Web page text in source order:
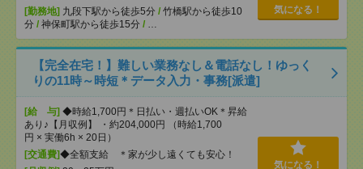
[勤務地] 九段下駅から徒歩5分 / 竹橋駅から徒歩10
分 / 神保町駅から徒歩15分 / …
気になる！
【完全在宅！】難しい業務なし＆電話なし！ゆっく
りの11時～時短＊データ入力・事務[派遣]
[給 与] ◆時給1,700円＊日払い・週払いOK＊昇給
あり♪【月収例】 ・約204,000円 （時給1,700
円 × 実働6h × 20日）
[交通費]◆全額支給 ＊家が少し遠くても安心！
気になる！